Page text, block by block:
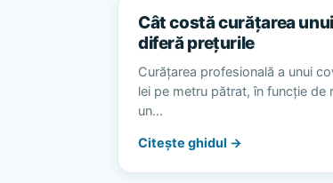
Cât costă curățarea
diferă prețurile
Curățarea profesională a unui
lei pe metru pătrat, în funcție de
un…
Citește ghidul →